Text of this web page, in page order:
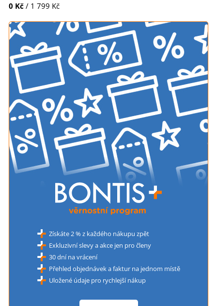
0 Kč / 1 799 Kč
Získáte 2 % z každého nákupu zpět
Exkluzivní slevy a akce jen pro členy
30 dní na vrácení
Přehled objednávek a faktur na jednom místě
Uložené údaje pro rychlejší nákup